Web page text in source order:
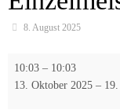
8. August 2025
10:03 – 10:03
13. Oktober 2025 –